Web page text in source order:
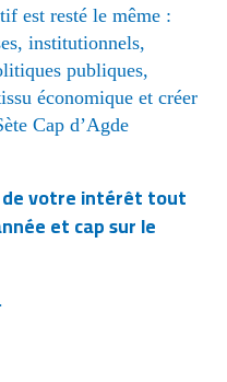
est resté le même :
institutionnels,
publiques,
économique et créer
Cap d’Agde
de votre intérêt tout
et cap sur le